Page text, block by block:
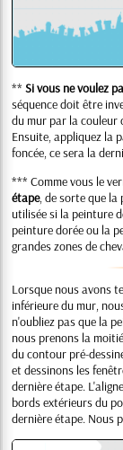
**Si vous ne voulez
séquence doit être
du mur par la couleur
Ensuite, appliquez la
foncée, ce sera la
*** Comme vous le
étape, de sorte que
utilisée si la peinture
peinture dorée ou la
grandes zones de
Lorsque nous avons
inférieure du mur,
n'oubliez pas que la
nous prenons la
du contour pré-
et dessinons les
dernière étape.
bords extérieurs du
dernière étape. Nous